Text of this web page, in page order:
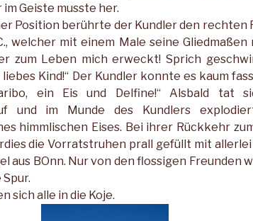
Geiste musste her.
Position berührte der Kundler den rechten
welcher mit einem Male seine Gliedmaßen
zum Leben mich erweckt! Sprich
Kind!“ Der Kundler konnte es kaum
ein Eis und Delfine!“ Alsbald tat
und im Munde des Kundlers
himmlischen Eises. Bei ihrer Rückkehr
die Vorratstruhen prall gefüllt mit allerlei
aus BOnn. Nur von den flossigen Freunden
sich alle in die Koje.